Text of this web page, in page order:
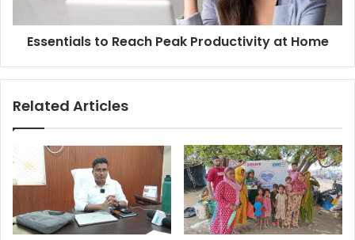
Essentials to Reach Peak Productivity at Home
Related Articles